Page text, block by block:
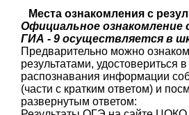
Места ознакомления с
Официальное ознакомление
ГИА - 9 осуществляется в
Предварительно можно
результатами, удостовериться
распознавания информации
(части с кратким ответом) и
развернутым ответом: